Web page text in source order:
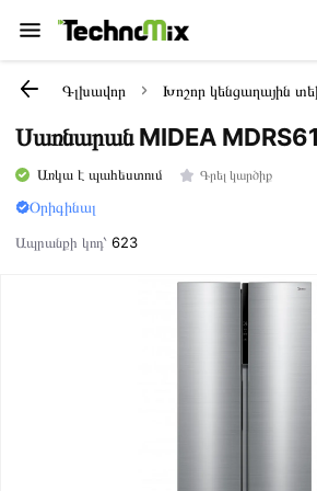
Գլխավոր Խոշոր կենցաղային
Սառնարան MIDEA
Առկա է պահեստում Գրել կարծիք
Օրիգինալ
Ապրանքի կոդ՝623